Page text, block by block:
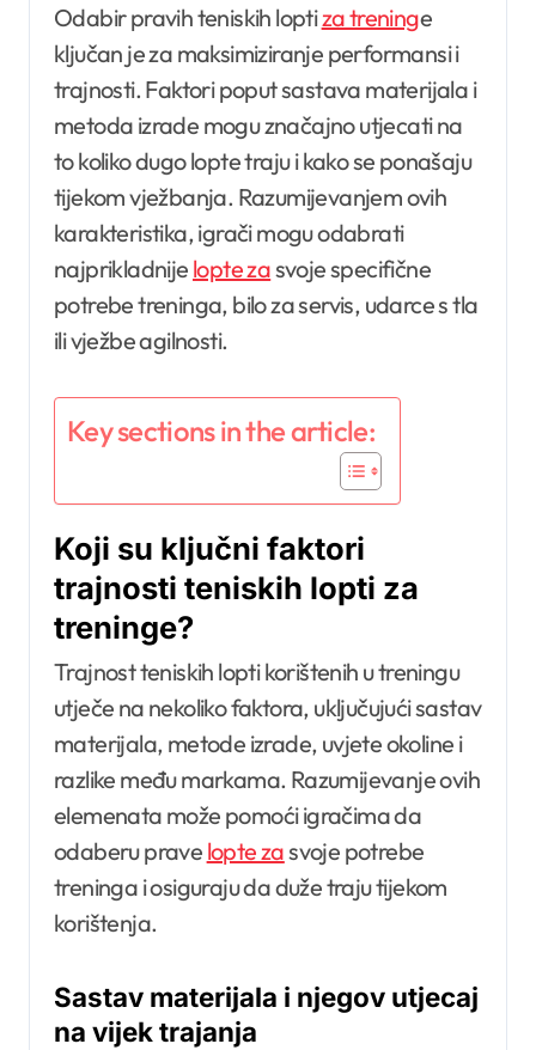
Odabir pravih teniskih loptiza treninge
ključan je za maksimiziranje performansi i
trajnosti. Faktori poput sastava materijala i
metoda izrade mogu značajno utjecati na
to koliko dugo lopte traju i kako se ponašaju
tijekom vježbanja. Razumijevanjem ovih
karakteristika, igrači mogu odabrati
najprikladnije lopte zasvoje specifične
potrebe treninga, bilo za servis, udarce s tla
ili vježbe agilnosti.
Key sections in the article:
Koji su ključni faktori
trajnosti teniskih lopti za
treninge?
Trajnost teniskih lopti korištenih u treningu
utječe na nekoliko faktora, uključujući sastav
materijala, metode izrade, uvjete okoline i
razlike među markama. Razumijevanje ovih
elemenata može pomoći igračima da
odaberu prave lopte zasvoje potrebe
treninga i osiguraju da duže traju tijekom
korištenja.
Sastav materijala i njegov utjecaj
na vijek trajanja